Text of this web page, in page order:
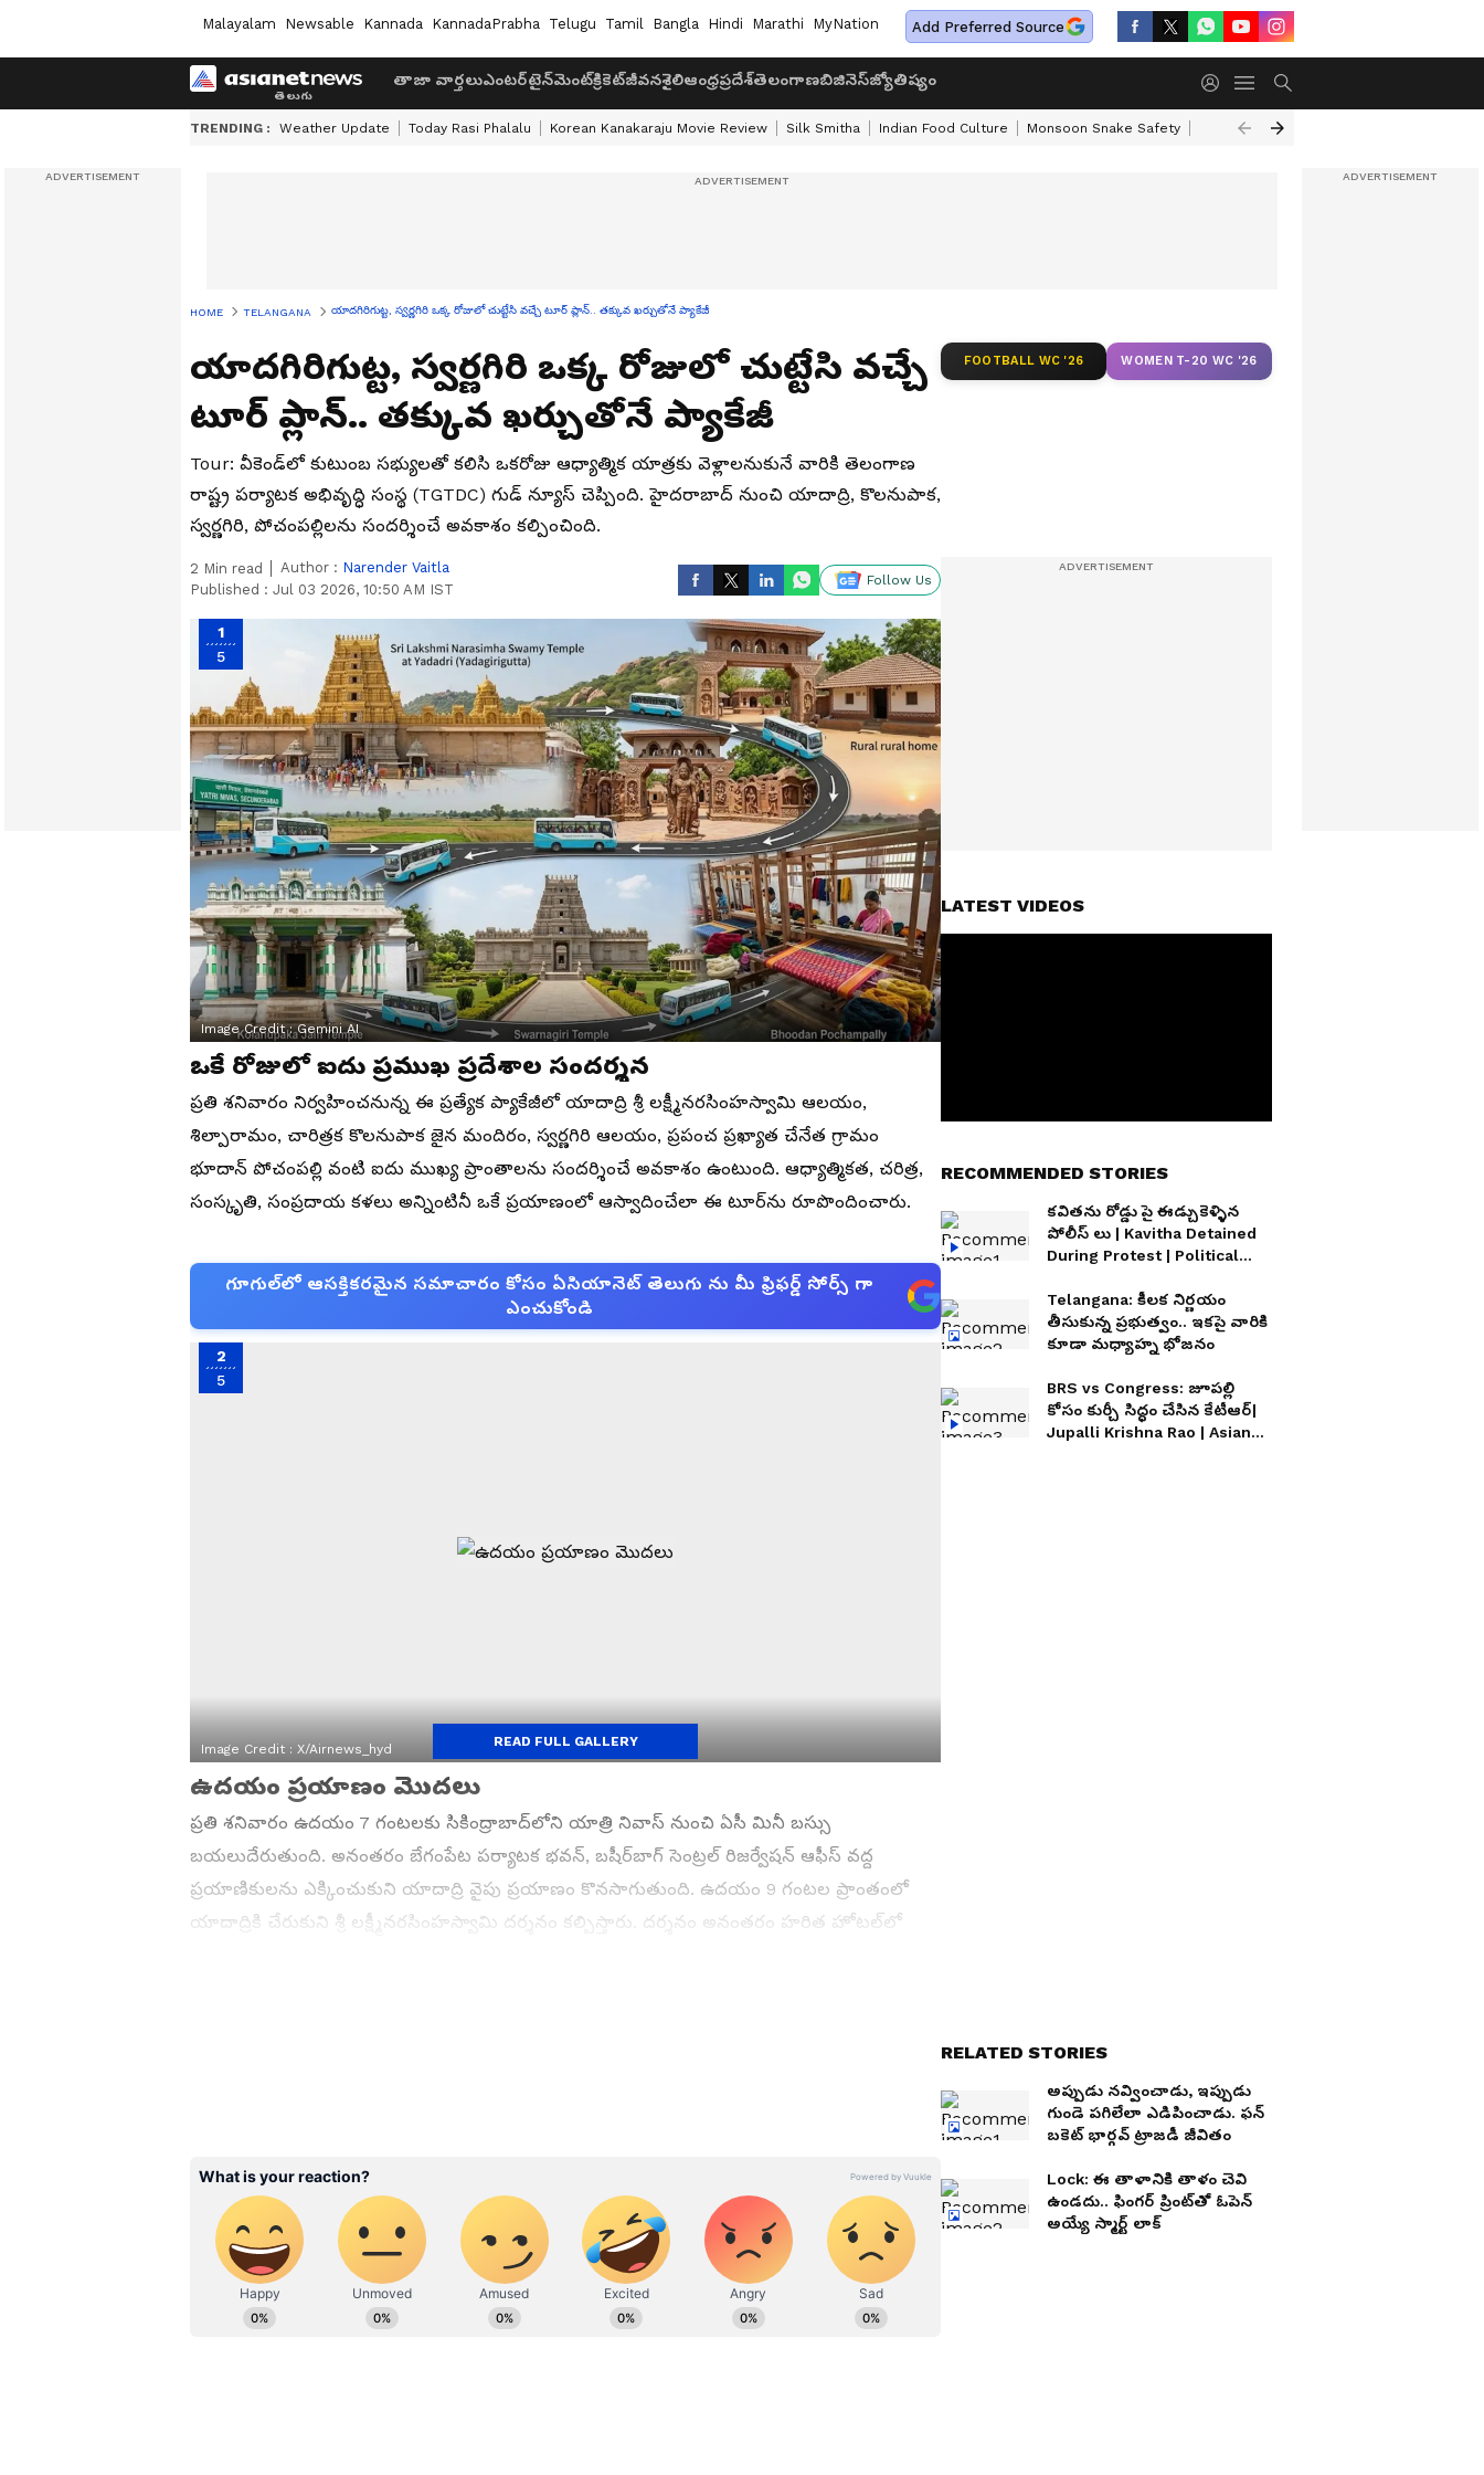
Malayalam Newsable Kannada KannadaPrabha Telugu Tamil Bangla Hindi Marathi MyNation Add Preferred Source
తాజా వార్తలుఎంటర్‌టైన్‌మెంట్క్రికెట్జీవనశైలిఆంధ్రప్రదేశ్తెలంగాణబిజినెస్జ్యోతిష్యం
TRENDING : Weather Update Today Rasi Phalalu Korean Kanakaraju Movie Review Silk Smitha Indian Food Culture Monsoon Snake Safety Akkineni Nageswara Rao
HOME TELANGANA యాద‌గిరిగుట్ట‌, స్వర్ణగిరి ఒక్క రోజులో చుట్టేసి వచ్చే టూర్ ప్లాన్.. తక్కువ ఖర్చుతోనే ప్యాకేజీ
యాద‌గిరిగుట్ట‌, స్వర్ణగిరి ఒక్క రోజులో చుట్టేసి వచ్చే
టూర్ ప్లాన్.. తక్కువ ఖర్చుతోనే ప్యాకేజీ
Tour: వీకెండ్‌లో కుటుంబ సభ్యులతో కలిసి ఒకరోజు ఆధ్యాత్మిక యాత్రకు వెళ్లాలనుకునే వారికి తెలంగాణ
రాష్ట్ర పర్యాటక అభివృద్ధి సంస్థ (TGTDC) గుడ్ న్యూస్ చెప్పింది. హైదరాబాద్ నుంచి యాదాద్రి, కొలనుపాక,
స్వర్ణగిరి, పోచంపల్లిలను సందర్శించే అవకాశం కల్పించింది.
2 Min read Author : Narender Vaitla
Published : Jul 03 2026, 10:50 AM IST
Follow Us
1
5
Image Credit :Gemini AI
ఒకే రోజులో ఐదు ప్రముఖ ప్రదేశాల సందర్శన
ప్రతి శనివారం నిర్వహించనున్న ఈ ప్రత్యేక ప్యాకేజీలో యాదాద్రి శ్రీ లక్ష్మీనరసింహస్వామి ఆలయం,
శిల్పారామం, చారిత్రక కొలనుపాక జైన మందిరం, స్వర్ణగిరి ఆలయం, ప్రపంచ ప్రఖ్యాత చేనేత గ్రామం
భూదాన్ పోచంపల్లి వంటి ఐదు ముఖ్య ప్రాంతాలను సందర్శించే అవకాశం ఉంటుంది. ఆధ్యాత్మికత, చరిత్ర,
సంస్కృతి, సంప్రదాయ కళలు అన్నింటినీ ఒకే ప్రయాణంలో ఆస్వాదించేలా ఈ టూర్‌ను రూపొందించారు.
గూగుల్‌లో ఆసక్తికరమైన సమాచారం కోసం ఏసియానెట్ తెలుగు ను మీ ఫ్రిఫర్డ్ సోర్స్ గా
ఎంచుకోండి
2
5
Image Credit : X/airnews_hyd
ఉదయం ప్రయాణం మొదలు
ప్రతి శనివారం ఉదయం 7 గంటలకు సికింద్రాబాద్‌లోని యాత్రి నివాస్ నుంచి ఏసీ మినీ బస్సు
బయలుదేరుతుంది. అనంతరం బేగంపేట పర్యాటక భవన్, బషీర్‌బాగ్ సెంట్రల్ రిజర్వేషన్ ఆఫీస్ వద్ద
ప్రయాణికులను ఎక్కించుకుని యాదాద్రి వైపు ప్రయాణం కొనసాగుతుంది. ఉదయం 9 గంటల ప్రాంతంలో
యాదాద్రికి చేరుకుని శ్రీ లక్ష్మీనరసింహస్వామి దర్శనం కల్పిస్తారు. దర్శనం అనంతరం హరిత హోటల్‌లో
READ FULL GALLERY
FOOTBALL WC '26 WOMEN T-20 WC '26
LATEST VIDEOS
RECOMMENDED STORIES
కవితను రోడ్డు పై ఈడ్చుకెళ్ళిన
పోలీస్ లు | Kavitha Detained
During Protest | Political
Telangana: కీలక నిర్ణయం
తీసుకున్న ప్రభుత్వం.. ఇకపై వారికి
కూడా మధ్యాహ్న భోజనం
BRS vs Congress: జూపల్లి
కోసం కుర్చీ సిద్ధం చేసిన కేటీఆర్|
Jupalli Krishna Rao | Asianet
RELATED STORIES
అప్పుడు న‌వ్వించాడు, ఇప్పుడు
గుండె ప‌గిలేలా ఎడిపించాడు. ఫ‌న్
బ‌కెట్ భార్గ‌వ్ ట్రాజ‌డీ జీవితం
Lock: ఈ తాళానికి తాళం చెవి
ఉండ‌దు.. ఫింగ‌ర్ ప్రింట్‌తో ఓపెన్
అయ్యే స్మార్ట్ లాక్